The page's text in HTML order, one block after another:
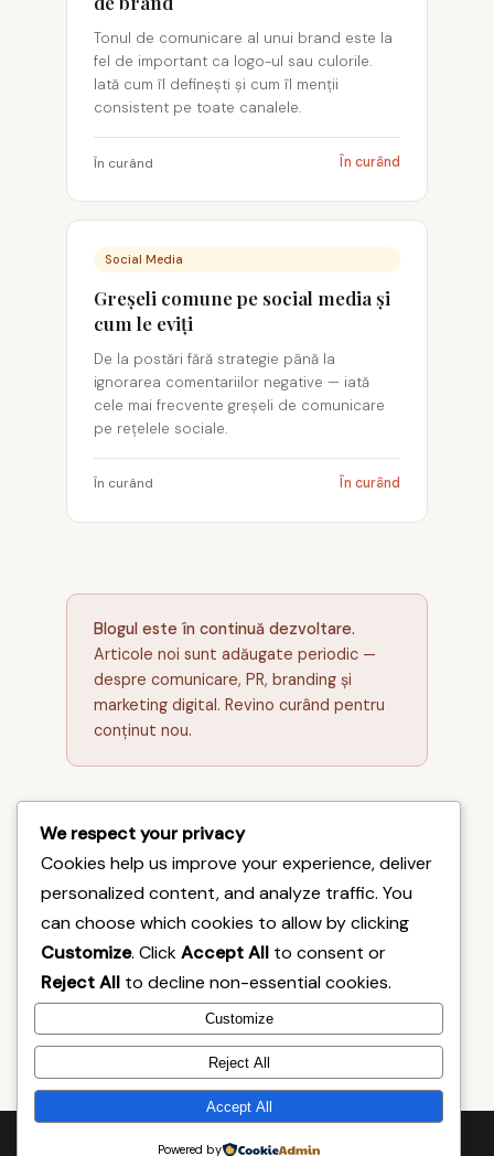
Tonul de comunicare al unui brand este la
fel de important ca logo-ul sau culorile.
Iată cum îl definești și cum îl menții
consistent pe toate canalele.
În curând În curând
Social Media
Greșeli comune pe social media și
cum le eviți
De la postări fără strategie până la
ignorarea comentariilor negative — iată
cele mai frecvente greșeli de comunicare
pe rețelele sociale.
În curând În curând
Blogul este în continuă dezvoltare.
Articole noi sunt adăugate periodic —
despre comunicare, PR, branding și
marketing digital. Revino curând pentru
conținut nou.
Doză deComunicare
AcasăDicționarBlogDespre
© 2025 Doză de Comunicare. Toate drepturile
rezervate.
George Hadâmbu
We respect your privacy
Cookies help us improve your experience, deliver
personalized content, and analyze traffic. You
can choose which cookies to allow by clicking
Customize. ClickAccept All to consent or
Reject All to decline non-essential cookies.
Customize
Reject All
Accept All
Powered by